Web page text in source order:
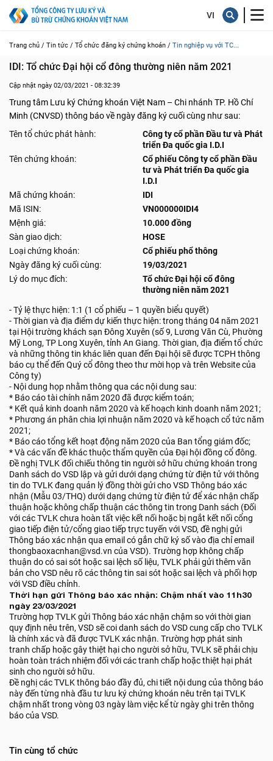
Trang chủ / Tin tức / Tổ chức đăng ký chứng khoán / Tin nghiệp vụ với TC...
IDI: Tổ chức Đại hội cổ đông thường niên năm 2021
Cập nhật ngày 02/03/2021 - 08:32:39
Trung tâm Lưu ký Chứng khoán Việt Nam – Chi nhánh TP. Hồ Chí
Minh (CNVSD) thông báo về ngày đăng ký cuối cùng như sau:
Tên tổ chức phát hành:
Công ty cổ phần Đầu tư và Phát
triển Đa quốc gia I.D.I
Tên chứng khoán:
Cổ phiếu Công ty cổ phần Đầu
tư và Phát triển Đa quốc gia
I.D.I
Mã chứng khoán:
IDI
Mã ISIN:
VN000000IDI4
Mệnh giá:
10.000 đồng
Sàn giao dịch:
HOSE
Loại chứng khoán:
Cổ phiếu phổ thông
Ngày đăng ký cuối cùng:
19/03/2021
Lý do mục đích:
Tổ chức Đại hội cổ đông
thường niên năm 2021
- Tỷ lệ thực hiện: 1:1 (1 cổ phiếu – 1 quyền biểu quyết)
- Thời gian và địa điểm dự kiến thực hiện: trong tháng 04 năm 2021
tại Hội trường khách sạn Đông Xuyên (số 9, Lương Văn Cù, Phường
Mỹ Long, TP Long Xuyên, tỉnh An Giang. Thời gian, địa điểm tổ chức
và những thông tin khác liên quan đến Đại hội sẽ được TCPH thông
báo cụ thể đến Quý cổ đông theo thư mời họp và trên Website của
Công ty)
- Nội dung họp nhằm thông qua các nội dung sau:
* Báo cáo tài chính năm 2020 đã được kiểm toán;
* Kết quả kinh doanh năm 2020 và kế hoạch kinh doanh năm 2021;
* Phương án phân chia lợi nhuận năm 2020 và kế hoạch cổ tức năm
2021;
* Báo cáo tổng kết hoạt động năm 2020 của Ban tổng giám đốc;
* Và các vấn đề khác thuộc thẩm quyền của Đại hội đồng cổ đông.
Đề nghị TVLK đối chiếu thông tin người sở hữu chứng khoán trong
Danh sách do VSD lập và gửi dưới dạng chứng từ điện tử với thông
tin do TVLK đang quản lý đồng thời gửi cho VSD Thông báo xác
nhận (Mẫu 03/THQ) dưới dạng chứng từ điện tử để xác nhận chấp
thuận hoặc không chấp thuận các thông tin trong Danh sách (Đối
với các TVLK chưa hoàn tất việc kết nối hoặc bị ngắt kết nối cổng
giao tiếp điện tử/cổng giao tiếp trực tuyến với VSD, đề nghị gửi
Thông báo xác nhận qua email có gắn chữ ký số vào địa chỉ email
thongbaoxacnhan@vsd.vn của VSD). Trường hợp không chấp
thuận do có sai sót hoặc sai lệch số liệu, TVLK phải gửi thêm văn
bản cho VSD nêu rõ các thông tin sai sót hoặc sai lệch và phối hợp
với VSD điều chỉnh.
Thời hạn gửi Thông báo xác nhận: Chậm nhất vào 11h30
ngày 23/03/2021
Trường hợp TVLK gửi Thông báo xác nhận chậm so với thời gian
quy định nêu trên, VSD sẽ coi danh sách do VSD cung cấp cho TVLK
là chính xác và đã được TVLK xác nhận. Trường hợp phát sinh
tranh chấp hoặc gây thiệt hại cho người sở hữu, TVLK sẽ phải chịu
hoàn toàn trách nhiệm đối với các tranh chấp hoặc thiệt hại phát
sinh cho người sở hữu.
Đề nghị các TVLK thông báo đầy đủ, chi tiết nội dung của thông báo
này đến từng nhà đầu tư lưu ký chứng khoán nêu trên tại TVLK
chậm nhất trong vòng 03 ngày làm việc kể từ ngày ghi trên thông
báo của VSD.
Tin cùng tổ chức